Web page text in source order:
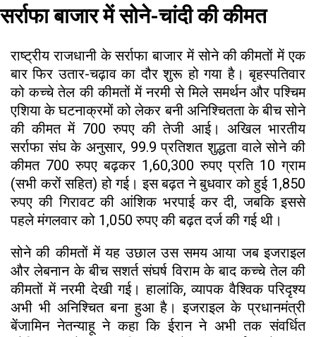
सर्राफा बाजार में सोने-चांदी की कीमत
राष्ट्रीय राजधानी के सर्राफा बाजार में सोने की कीमतों में एक
बार फिर उतार-चढ़ाव का दौर शुरू हो गया है। बृहस्पतिवार
को कच्चे तेल की कीमतों में नरमी से मिले समर्थन और पश्चिम
एशिया के घटनाक्रमों को लेकर बनी अनिश्चितता के बीच सोने
की कीमत में 700 रुपए की तेजी आई। अखिल भारतीय
सर्राफा संघ के अनुसार, 99.9 प्रतिशत शुद्धता वाले सोने की
कीमत 700 रुपए बढ़कर 1,60,300 रुपए प्रति 10 ग्राम
(सभी करों सहित) हो गई। इस बढ़त ने बुधवार को हुई 1,850
रुपए की गिरावट की आंशिक भरपाई कर दी, जबकि इससे
पहले मंगलवार को 1,050 रुपए की बढ़त दर्ज की गई थी।
सोने की कीमतों में यह उछाल उस समय आया जब इजराइल
और लेबनान के बीच सशर्त संघर्ष विराम के बाद कच्चे तेल की
कीमतों में नरमी देखी गई। हालांकि, व्यापक वैश्विक परिदृश्य
अभी भी अनिश्चित बना हुआ है। इजराइल के प्रधानमंत्री
बेंजामिन नेतन्याहू ने कहा कि ईरान ने अभी तक संवर्धित